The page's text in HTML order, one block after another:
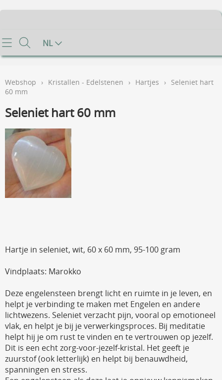
Home
Contact
Mijn account
Gastenboek
Voorwaarden
FAQ
NL
Webshop › Kristallen - Edelstenen › Hartjes › Seleniet hart
60 mm
Seleniet hart 60 mm
Hartje in seleniet, wit, 60 x 60 mm, 95-100 gram
Vindplaats: Marokko
Deze engelensteen brengt licht en ruimte in je leven, en
helpt je verbinding te maken met Engelen en andere
lichtwezens. Seleniet verzacht pijn, vooral op emotioneel
vlak, en helpt je bij je verwerkingsproces. Bij meditatie
helpt hij je om rust te vinden en te vertrouwen op jezelf.
Dit is een echt zorg-voor-jezelf-kristal. Het geeft je
zuurstof (ook letterlijk) en helpt bij benauwdheid,
spanningen en stress.